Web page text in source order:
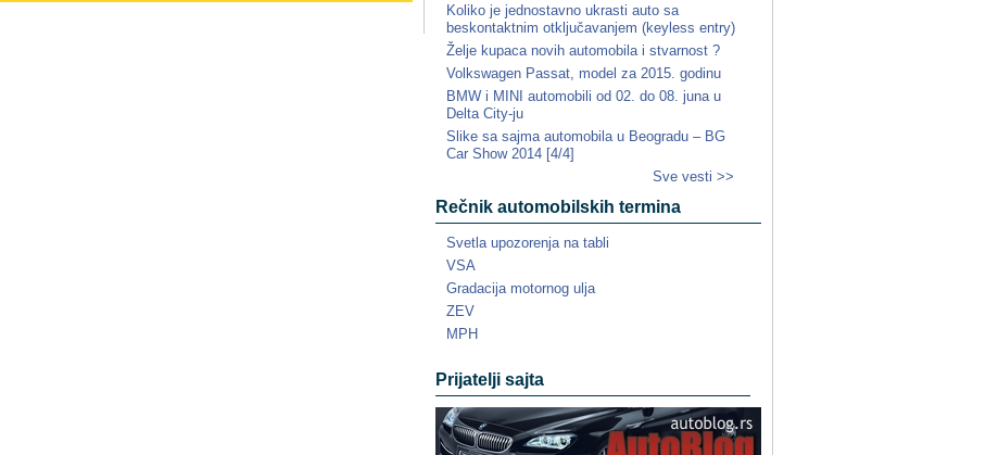
Koliko je jednostavno ukrasti auto sa
beskontaktnim otključavanjem (keyless entry)
Želje kupaca novih automobila i stvarnost ?
Volkswagen Passat, model za 2015. godinu
BMW i MINI automobili od 02. do 08. juna u
Delta City-ju
Slike sa sajma automobila u Beogradu – BG
Car Show 2014 [4/4]
Sve vesti >>
Rečnik automobilskih termina
Svetla upozorenja na tabli
VSA
Gradacija motornog ulja
ZEV
MPH
Prijatelji sajta